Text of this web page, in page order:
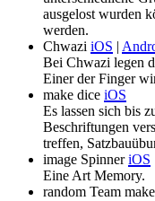
ausgelost wurden
werden.
Chwazi iOS |
Bei Chwazi legen
Einer der Finger
make dice iOS
Es lassen sich bis
Beschriftungen
treffen,
image SpinneriOS
Eine Art Memory.
random Team